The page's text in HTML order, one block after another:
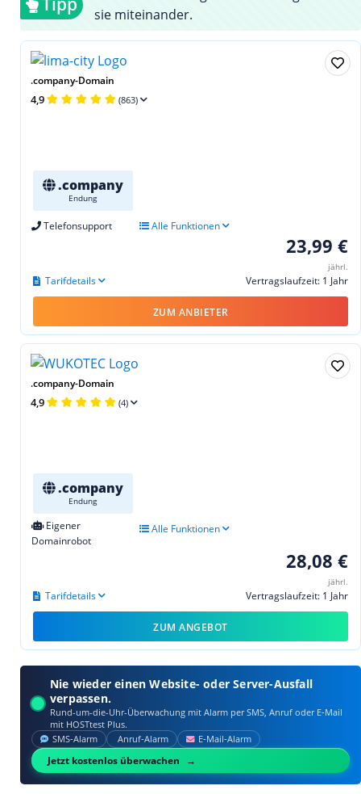
sie miteinander.
.company-Domain
4,9 (863)
.company
Endung
Telefonsupport Alle Funktionen
23,99 €
jährl.
Vertragslaufzeit: 1 Jahr
Tarifdetails
ZUM ANBIETER
.company-Domain
4,9 (4)
.company
Endung
Eigener
Domainrobot
Alle Funktionen
28,08 €
jährl.
Vertragslaufzeit: 1 Jahr
Tarifdetails
ZUM ANGEBOT
Nie wieder einen Website- oder Server-Ausfall
verpassen.
Rund-um-die-Uhr-Überwachung mit Alarm per SMS, Anruf oder E‑Mail
mit HOSTtest Plus.
SMS‑Alarm Anruf‑Alarm E‑Mail‑Alarm
Jetzt kostenlos überwachen